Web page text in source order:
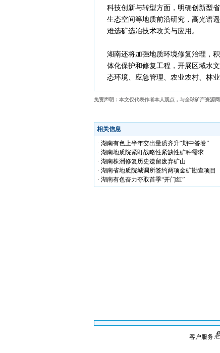
科技创新与转型方面，明确创新型
生态空间等地质前沿研究，高光谱
难选矿选冶技术攻关与应用。
湖南还将加强地质环境修复治理，
体化保护和修复工程，开展区域水
态环境、应急管理、农业农村、林
免责声明：本文仅代表作者本人观点，与全球矿产资源
相关信息
· 湖南有色上半年交出量质齐升“期中答卷”
· 湖南地质院紧盯战略性紧缺性矿种需求
· 湖南株洲修复历史遗留废弃矿山
· 湖南省地质院城调所签约两项金矿勘查项目
· 湖南有色奋力夺取首季“开门红”
客户服务: